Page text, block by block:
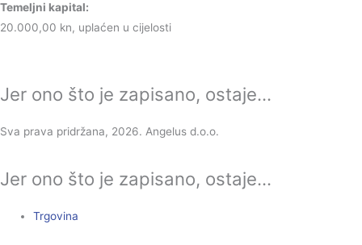
Temeljni kapital:
20.000,00 kn, uplaćen u cijelosti
Jer ono što je zapisano, ostaje...
Sva prava pridržana, 2026. Angelus d.o.o.
Jer ono što je zapisano, ostaje...
Trgovina